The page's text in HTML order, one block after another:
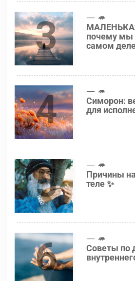
3 🦔
почему мы
самом
4 🦔
Симорон:
для
5 🦔
Причины
теле ✨
6 🦔
Советы по